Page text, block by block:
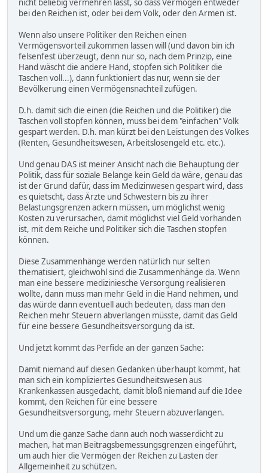
nicht beliebig vermehren lässt, so dass Vermögen entweder
bei den Reichen ist, oder bei dem Volk, oder den Armen ist.
Wenn also unsere Politiker den Reichen einen
Vermögensvorteil zukommen lassen will (und davon bin ich
felsenfest überzeugt, denn nur so, nach dem Prinzip, eine
Hand wäscht die andere Hand, stopfen sich Politiker die
Taschen voll...), dann funktioniert das nur, wenn sie der
Bevölkerung einen Vermögensnachteil zufügen.
D.h. damit sich die einen (die Reichen und die Politiker) die
Taschen voll stopfen können, muss bei dem "einfachen" Volk
gespart werden. D.h. man kürzt bei den Leistungen des Volkes
(Renten, Gesundheitswesen, Arbeitslosengeld etc. etc.).
Und genau DAS ist meiner Ansicht nach die Behauptung der
Politik, dass für soziale Belange kein Geld da wäre, genau das
ist der Grund dafür, dass im Medizinwesen gespart wird, dass
es quietscht, dass Ärzte und Schwestern bis zu ihrer
Belastungsgrenzen ackern müssen, um möglichst wenig
Kosten zu verursachen, damit möglichst viel Geld vorhanden
ist, mit dem Reiche und Politiker sich die Taschen stopfen
können.
Diese Zusammenhänge werden natürlich nur selten
thematisiert, gleichwohl sind die Zusammenhänge da. Wenn
man eine bessere mediziniesche Versorgung realisieren
wollte, dann muss man mehr Geld in die Hand nehmen, und
das würde dann eventuell auch bedeuten, dass man den
Reichen mehr Steuern abverlangen müsste, damit das Geld
für eine bessere Gesundheitsversorgung da ist.
Und jetzt kommt das Perfide an der ganzen Sache:
Damit niemand auf diesen Gedanken überhaupt kommt, hat
man sich ein kompliziertes Gesundheitswesen aus
Krankenkassen ausgedacht, damit bloß niemand auf die Idee
kommt, den Reichen für eine bessere
Gesundheitsversorgung, mehr Steuern abzuverlangen.
Und um die ganze Sache dann auch noch wasserdicht zu
machen, hat man Beitragsbemessungsgrenzen eingeführt,
um auch hier die Vermögen der Reichen zu Lasten der
Allgemeinheit zu schützen.